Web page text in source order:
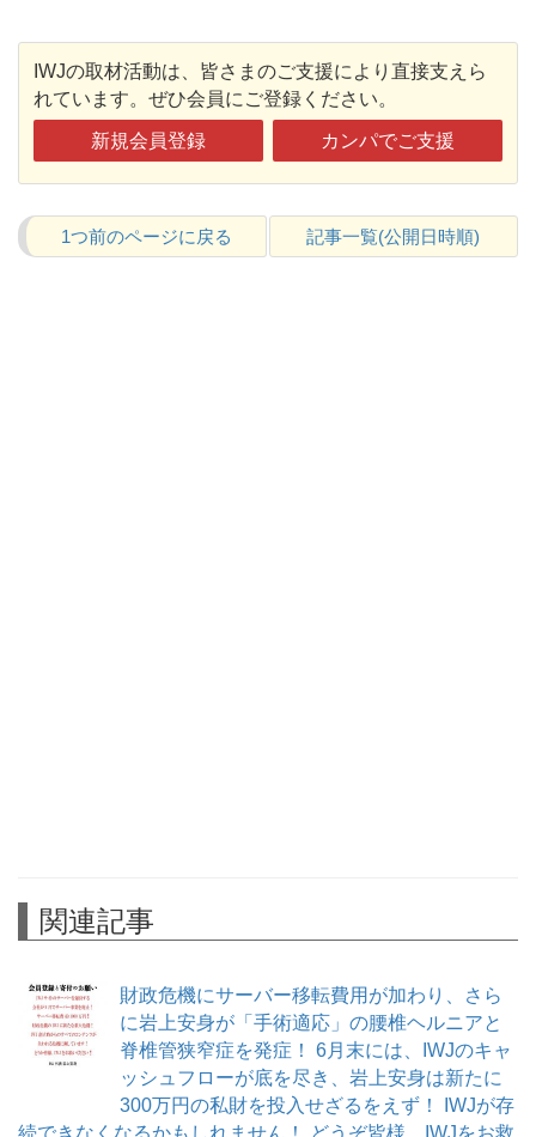
IWJの取材活動は、皆さまのご支援により直接支えら
れています。ぜひ会員にご登録ください。
新規会員登録 カンパでご支援
1つ前のページに戻る 記事一覧(公開日時順)
関連記事
財政危機にサーバー移転費用が加わり、さら
に岩上安身が「手術適応」の腰椎ヘルニアと
脊椎管狭窄症を発症！ 6月末には、IWJのキャ
ッシュフローが底を尽き、岩上安身は新たに
300万円の私財を投入せざるをえず！ IWJが存
続できなくなるかもしれません！ どうぞ皆様、IWJをお救